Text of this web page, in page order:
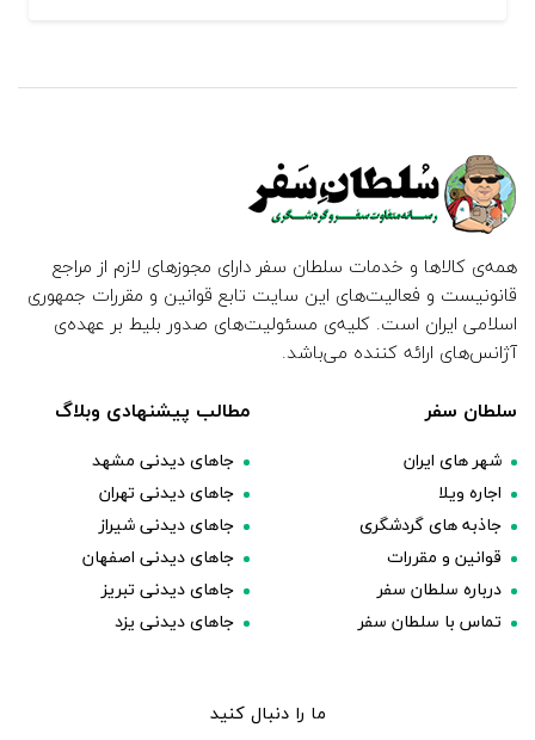
همه‌ی کالاها و خدمات سلطان سفر دارای مجوزهای لازم از مراجع
قانونیست و فعالیت‌های این سایت تابع قوانین و مقررات جمهوری
اسلامی ایران است. کلیه‌ی مسئولیت‌های صدور بلیط بر عهده‌ی
آژانس‌های ارائه کننده می‌باشد.
سلطان سفر
شهر های ایران
اجاره ویلا
جاذبه های گردشگری
قوانین و مقررات
درباره سلطان سفر
تماس با سلطان سفر
مطالب پیشنهادی وبلاگ
جاهای دیدنی مشهد
جاهای دیدنی تهران
جاهای دیدنی شیراز
جاهای دیدنی اصفهان
جاهای دیدنی تبریز
جاهای دیدنی یزد
ما را دنبال کنید